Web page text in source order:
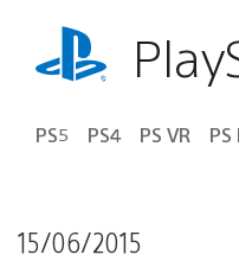
playstation.com
PS5 PS4 PS VR PS
15/06/2015